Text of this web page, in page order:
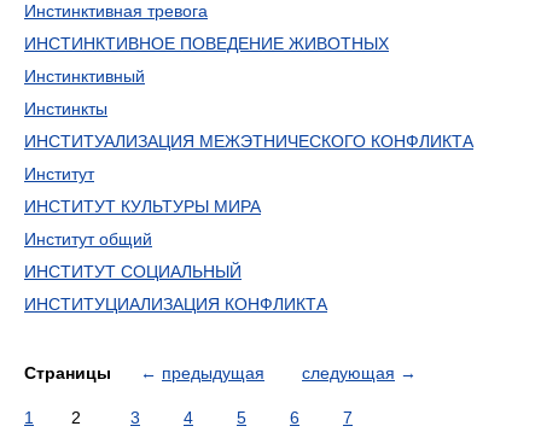
Инстинктивная тревога
ИНСТИНКТИВНОЕ ПОВЕДЕНИЕ ЖИВОТНЫХ
Инстинктивный
Инстинкты
ИНСТИТУАЛИЗАЦИЯ МЕЖЭТНИЧЕСКОГО КОНФЛИКТА
Институт
ИНСТИТУТ КУЛЬТУРЫ МИРА
Институт общий
ИНСТИТУТ СОЦИАЛЬНЫЙ
ИНСТИТУЦИАЛИЗАЦИЯ КОНФЛИКТА
Страницы ← предыдущая следующая →
1 2 3 4 5 6 7